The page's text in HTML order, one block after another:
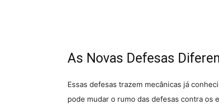
As Novas Defesas
Essas defesas trazem mecânicas já
pode mudar o rumo das defesas contra os